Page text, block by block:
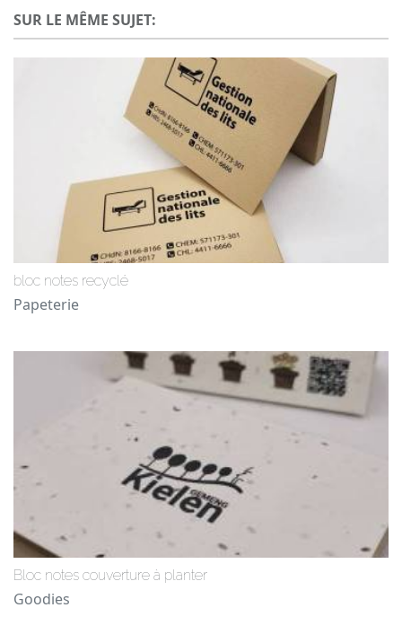
SUR LE MÊME SUJET:
bloc notes recyclé
Papeterie
Bloc notes couverture à planter
Goodies